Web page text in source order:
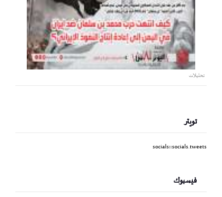
تحليلات
تويتر
socials::socials.tweets
فيسبوك